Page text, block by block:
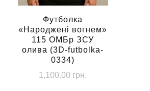
Футболка
«Народжені вогнем»
115 ОМБр ЗСУ
олива (3D-futbolka-
0334)
1,100.00 грн.